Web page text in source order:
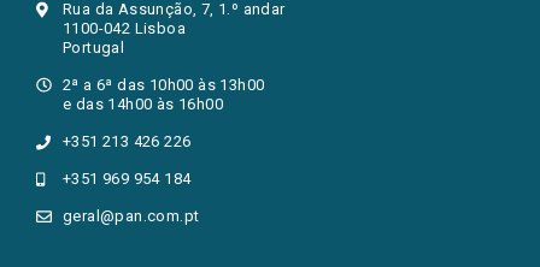
Rua da Assunção, 7, 1.º andar
1100-042 Lisboa
Portugal
2ª a 6ª das 10h00 às 13h00
e das 14h00 às 16h00
+351 213 426 226
+351 969 954 184
geral@pan.com.pt